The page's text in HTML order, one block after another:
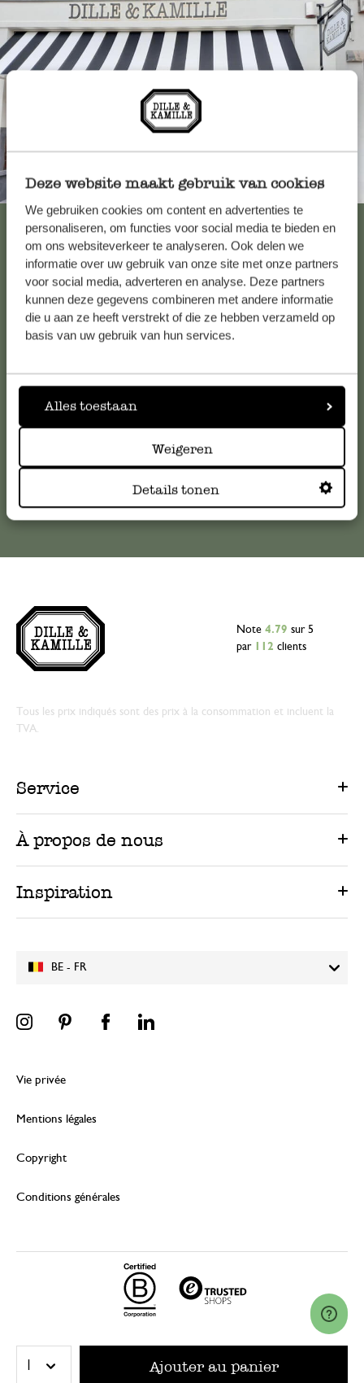
Deze website maakt gebruik van cookies
We gebruiken cookies om content en advertenties te
personaliseren, om functies voor social media te bieden en
om ons websiteverkeer te analyseren. Ook delen we
informatie over uw gebruik van onze site met onze partners
voor social media, adverteren en analyse. Deze partners
kunnen deze gegevens combineren met andere informatie
die u aan ze heeft verstrekt of die ze hebben verzameld op
basis van uw gebruik van hun services.
Alles toestaan
Weigeren
Details tonen
Ajouter au panier
Toujours à proximité
Voir les 62 magasins
Service clientèle
Pour toute question ou demande de conseil ou d’aide,
nos réponses auxquestions les plus fréquemment posées.
Service client en ligne
BE - FR
Note 4.79 sur 5
par
112 clients
Tous les prix indiqués sont des prix à la consommation et incluent la
TVA.
Service
À propos de nous
Inspiration
Vie privée
Mentions légales
Copyright
Conditions générales
© 2026 Dille & Kamille (Nederland) B.V.